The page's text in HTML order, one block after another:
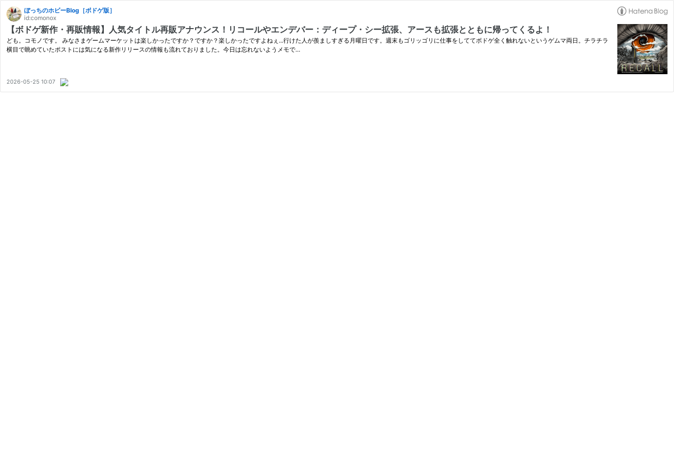
ぼっちのホビーBlog［ボドゲ版］
id:comonox
【ボドゲ新作・再販情報】人気タイトル再販アナウンス！リコールやエンデバー：ディープ・シー拡張、アースも拡張とともに帰ってくるよ！
ども。コモノです。 みなさまゲームマーケットは楽しかったですか？ですか？楽しかったですよねぇ...行けた人が羨ましすぎる月曜日です。週末もゴリッゴリに仕事をしててボドゲ全く触れないというゲムマ両日。チラチラ
横目で眺めていたポストには気になる新作リリースの情報も流れておりました。今日は忘れないようメモで…
2026-05-25 10:07